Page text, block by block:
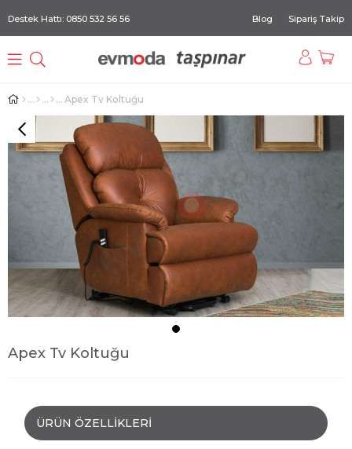
Destek Hattı: 0850 532 56 56 Blog Sipariş Takip
Apex Tv Koltuğu
Apex Tv Koltuğu
ÜRÜN ÖZELLIKLERI